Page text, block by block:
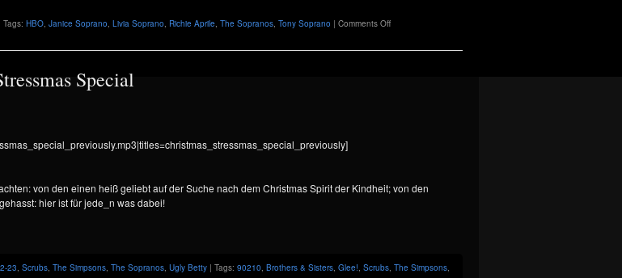
| Tags: HBO Janice Soprano Livia Soprano Richie Aprile The Sopranos Tony Soprano | Comments Offon
Special
von den einen heiß geliebt auf der Suche nach dem Christmas Spirit der Kindheit; von den
hier ist für jede_n was dabei!
23, Scrubs, The Simpsons, The Sopranos, Ugly Betty | Tags: 90210, Brothers & Sisters, Glee!, Scrubs, The Simpsons,